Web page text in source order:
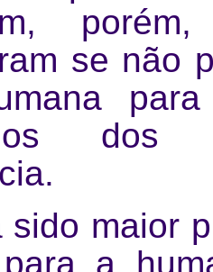
se não
dos
sido maior
a